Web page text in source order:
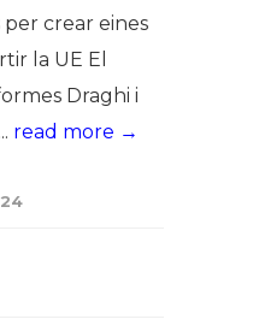
per crear eines
la UE El
Draghi i
read more →